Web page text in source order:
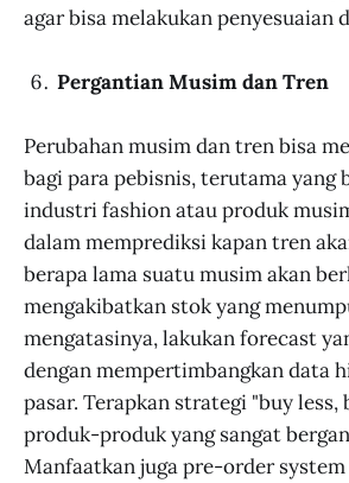
agar bisa melakukan penyesuaian
Pergantian Musim dan Tren
Perubahan musim dan tren bisa
bagi para pebisnis, terutama yang
industri fashion atau produk
dalam memprediksi kapan tren
berapa lama suatu musim akan
mengakibatkan stok yang
mengatasinya, lakukan forecast
dengan mempertimbangkan data
pasar. Terapkan strategi "buy
produk-produk yang sangat
Manfaatkan juga pre-order